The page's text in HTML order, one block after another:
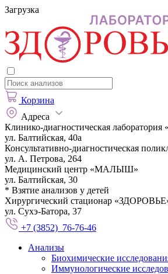
Загрузка
Корзина
Адреса
Клинико-диагностическая
ул. Балтийская, 40а
Консультативно-диагностическая
ул. А. Петрова, 264
Медицинский центр «МАЛЫШ»
ул. Балтийская, 30
* Взятие анализов у детей
Хирургический стационар
ул. Сухэ-Батора, 37
+7 (3852) 76-76-46
Анализы
Биохимические
Иммунологические